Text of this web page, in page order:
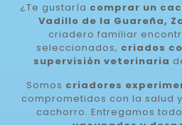
¿Te gustaría comprar un
Vadillo de la Guareña,
criadero familiar
seleccionados, criados
supervisión veterinaria
Somos criadores
comprometidos con la salud
cachorro. Entregamos